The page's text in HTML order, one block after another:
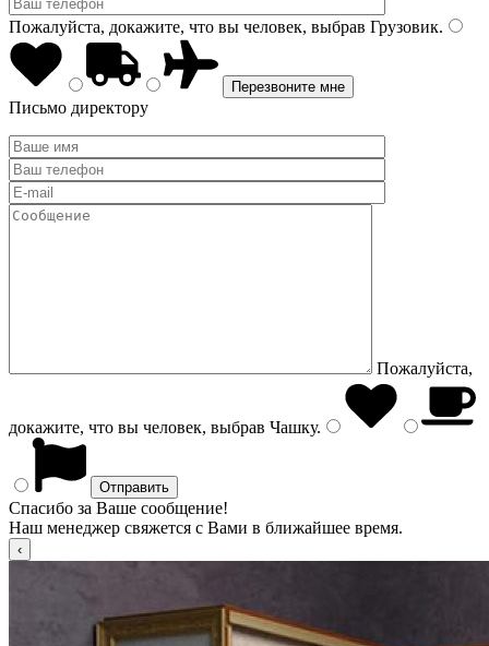
Пожалуйста, докажите, что вы человек, выбрав Грузовик.
Письмо директору
Пожалуйста,
докажите, что вы человек, выбрав Чашку.
Спасибо за Ваше сообщение!
Наш менеджер свяжется с Вами в ближайшее время.